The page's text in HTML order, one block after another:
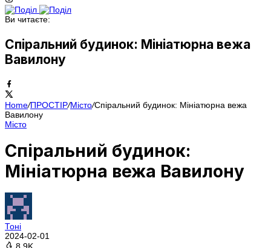
Ви читаєте:
Спіральний будинок: Мініатюрна вежа
Вавилону
Home/ПРОСТІР/Місто/Спіральний будинок: Мініатюрна вежа
Вавилону
Місто
Спіральний будинок:
Мініатюрна вежа Вавилону
Тоні
2024-02-01